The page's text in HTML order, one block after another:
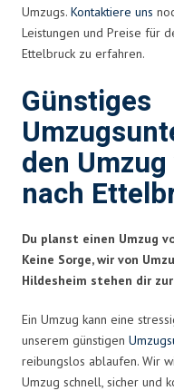
Umzugs. Kontaktiere uns
Leistungen und Preise für
Ettelbruck zu erfahren.
Günstiges
den
nach
Du planst einen Umzug
Keine Sorge, wir von
Hildesheim stehen dir
Ein Umzug kann eine
unserem günstigen
reibungslos ablaufen. Wir
Umzug schnell, sicher und